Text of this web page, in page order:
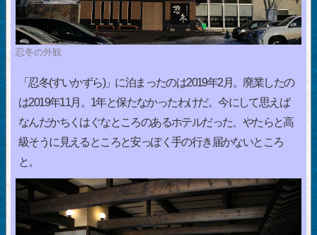
忍冬の外観
「忍冬(すいかずら)」に泊まったのは2019年2月。廃業したの
は2019年11月。1年と保たなかったわけだ。今にして思えば
なんだかちくはぐなところのあるホテルだった、やたらと高
級そうに見えるところと安っぽく手の行き届かないところ
と。